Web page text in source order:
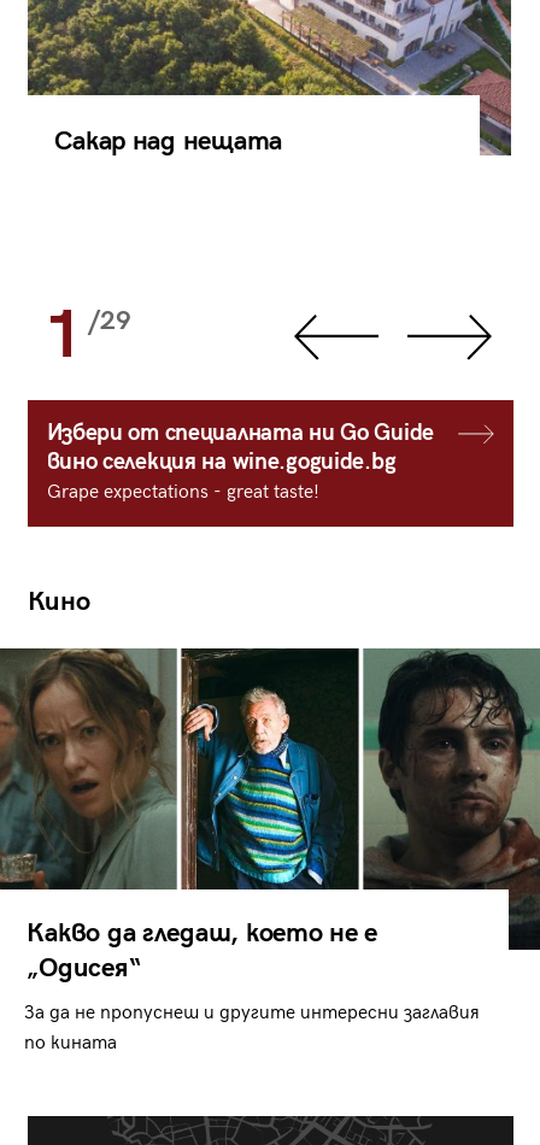
Сакар над нещата
1 /29
Избери от специалната ни Go Guide
вино селекция на wine.goguide.bg
Grape expectations - great taste!
Кино
Какво да гледаш, което не е
„Одисея“
За да не пропуснеш и другите интересни заглавия
по кината